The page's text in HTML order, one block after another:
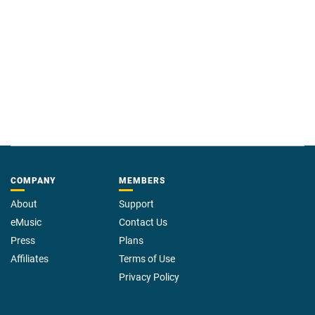
COMPANY
About
eMusic
Press
Affiliates
MEMBERS
Support
Contact Us
Plans
Terms of Use
Privacy Policy